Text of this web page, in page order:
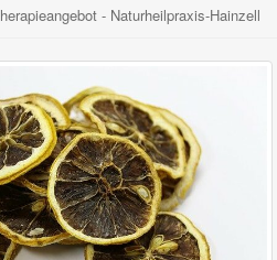
- Naturheilpraxis-Hainzell